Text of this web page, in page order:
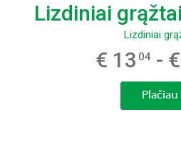
Lizdiniai
Lizdiniai
€ 13 04 -
Plačiau